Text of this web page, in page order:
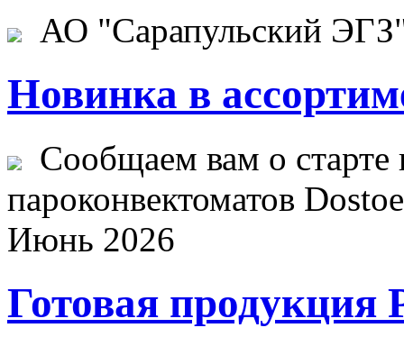
АО "Сарапульский
Новинка в
Сообщаем вам о старте
пароконвектоматов
Июнь 2026
Готовая продукция